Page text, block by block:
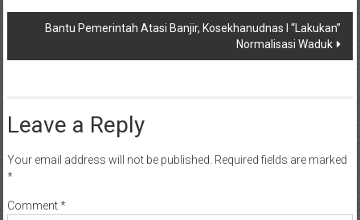
Bantu Pemerintah Atasi Banjir, Kosekhanudnas I “Lakukan”
Normalisasi Waduk
Leave a Reply
Your email address will not be published. Required fields are marked
*
Comment*